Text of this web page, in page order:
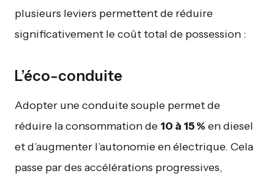
plusieurs leviers permettent de réduire
significativement le coût total de possession :
L’éco-conduite
Adopter une conduite souple permet de
réduire la consommation de 10 à 15 % en diesel
et d’augmenter l’autonomie en électrique. Cela
passe par des accélérations progressives,